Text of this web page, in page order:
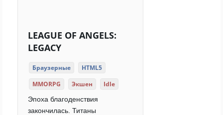
LEAGUE OF ANGELS:
LEGACY
Браузерные
HTML5
MMORPG
Экшен Idle
Эпоха благоденствия
закончилась. Титаны